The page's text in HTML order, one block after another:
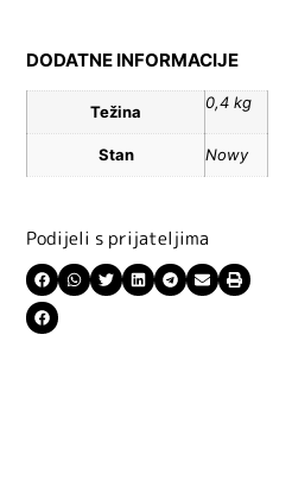
DODATNE INFORMACIJE
Težina 0,4 kg
Stan Nowy
Podijeli s prijateljima